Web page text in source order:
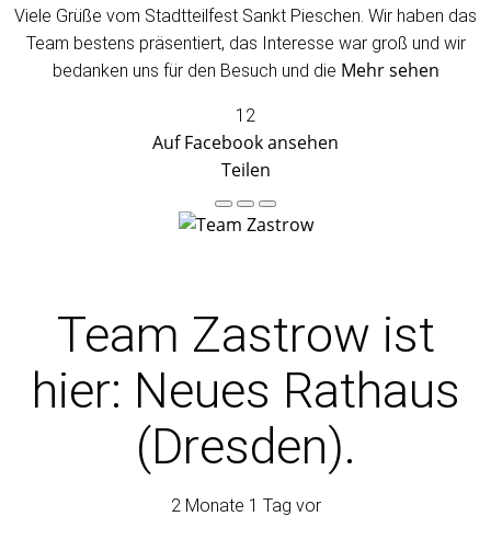
Viele Grüße vom Stadtteilfest Sankt Pieschen. Wir haben das
Team bestens präsentiert, das Interesse war groß und wir
bedanken uns für den Besuch und die Mehr sehen
12
Auf Facebook ansehen
Teilen
Team Zastrow ist
hier: Neues Rathaus
(Dresden).
2 Monate 1 Tag vor